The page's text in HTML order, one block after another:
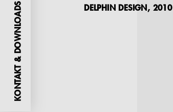
KONTAKT & DOWNLOADS
DELPHIN DESIGN, 2010